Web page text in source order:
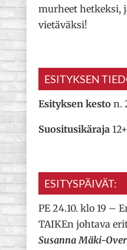
murheet hetkeksi,
vietäväksi!
ESITYKSEN
Esityksen kesto n.
Suositusikäraja12+
ESITYSPÄIVÄT:
PE 24.10. klo 19 –
TAIKEn johtava
Susanna Mäki-